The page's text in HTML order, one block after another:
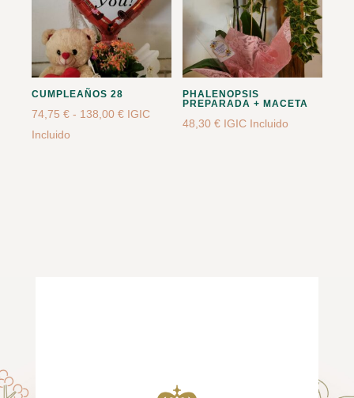
CUMPLEAÑOS 28
74,75 € - 138,00 €Rango
IGIC
Incluido
PHALENOPSIS
PREPARADA + MACETA
48,30€ IGIC Incluido